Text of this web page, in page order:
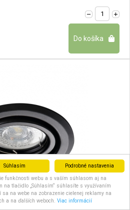
Podrobné nastavenia
Súhlasím
funkčnosti webu a s vaším súhlasom aj na
tlačidlo „Súhlasím“ súhlasíte s využívaním
na webe na zobrazenie cielenej reklamy na
a na ďalších weboch. Viac informácií